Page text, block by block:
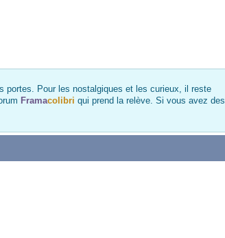
portes. Pour les nostalgiques et les curieux, il reste
Framacolibri qui prend la relève. Si vous avez des